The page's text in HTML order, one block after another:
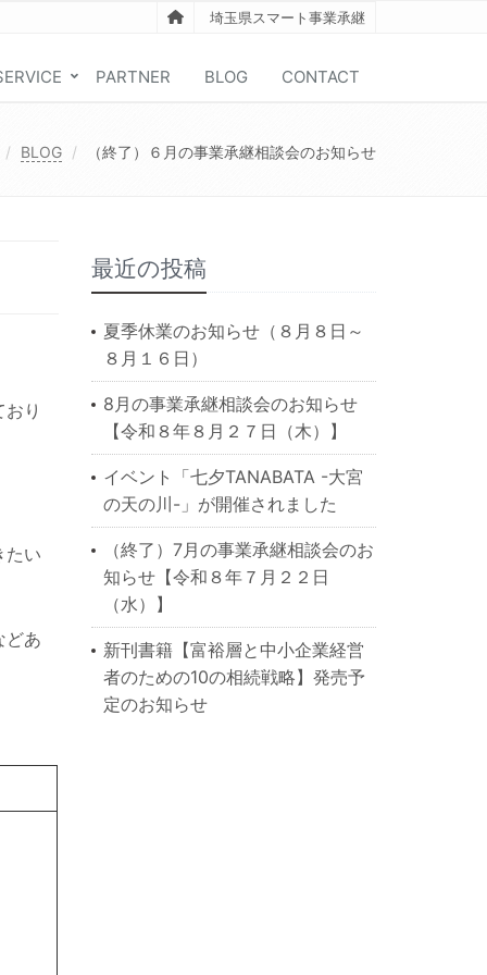
埼玉県スマート事業承継
PARTNER BLOG CONTACT
BLOG （終了）６月の事業承継相談会のお知らせ
り
たい
どあ
最近の投稿
夏季休業のお知らせ（８月８日～
８月１６日）
8月の事業承継相談会のお知らせ
【令和８年８月２７日（木）】
イベント「七夕TANABATA -大宮
の天の川-」が開催されました
（終了）7月の事業承継相談会のお
知らせ【令和８年７月２２日
（水）】
新刊書籍【富裕層と中小企業経営
者のための10の相続戦略】発売予
定のお知らせ